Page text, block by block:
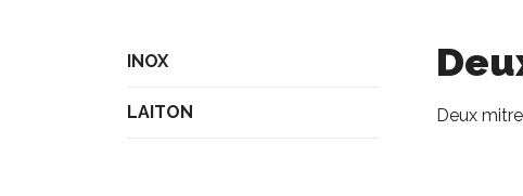
INOX
LAITON Deux